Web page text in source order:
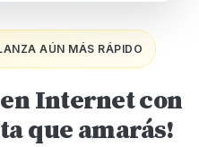
AÚN MÁS RÁPIDO
Internet con
que amarás!